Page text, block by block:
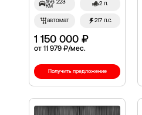
156 223
км 2 л.
автомат 217 л.с.
1 150 000 ₽
от 11 979 ₽/мес.
Получить предложение